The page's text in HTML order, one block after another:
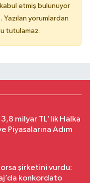
kabul etmiş bulunuyor
yorumlardan
tutulamaz.
milyar TL'lik Halka
Piyasalarına Adım
şirketini vurdu:
konkordato